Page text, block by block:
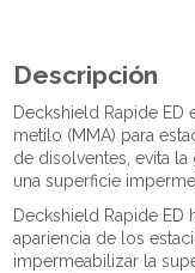
Descripción
Deckshield Rapide
metilo (MMA) para
de disolventes, evita
una superficie
Deckshield Rapide ED
apariencia de los
impermeabilizar la